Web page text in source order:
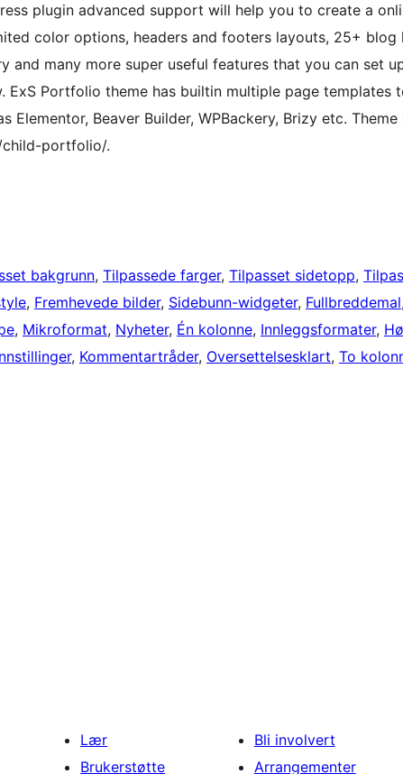
plugin advanced support will help you to create a
color options, headers and footers layouts, 25+ blog
and many more super useful features that you can set
ExS Portfolio theme has builtin multiple page templates
Elementor, Beaver Builder, WPBackery, Brizy etc. Theme
child-portfolio/.
bakgrunn, Tilpassede farger, Tilpasset sidetopp,
, Fremhevede bilder, Sidebunn-widgeter, Fullbreddemal
, Mikroformat, Nyheter, Én kolonne, Innleggsformater,
, Kommentartråder, Oversettelsesklart, To
Lær
Brukerstøtte
Bli involvert
Arrangementer